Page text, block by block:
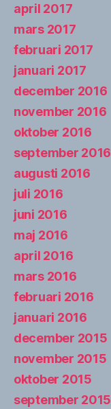
april 2017
mars 2017
februari 2017
januari 2017
december 2016
november 2016
oktober 2016
september 2016
augusti 2016
juli 2016
juni 2016
maj 2016
april 2016
mars 2016
februari 2016
januari 2016
december 2015
november 2015
oktober 2015
september 2015